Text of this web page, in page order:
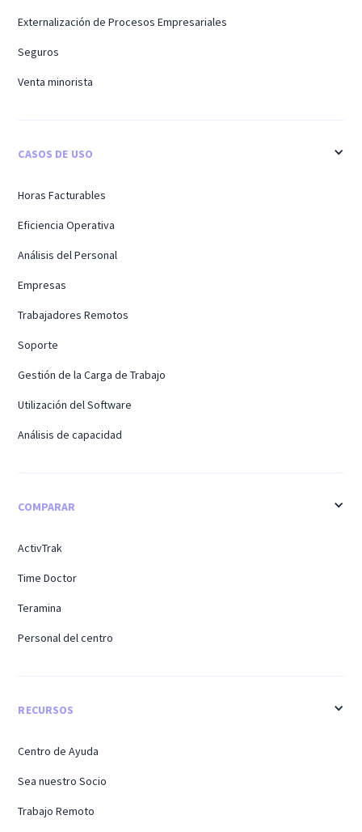
Externalización de Procesos Empresariales
Seguros
Venta minorista
CASOS DE USO
Horas Facturables
Eficiencia Operativa
Análisis del Personal
Empresas
Trabajadores Remotos
Soporte
Gestión de la Carga de Trabajo
Utilización del Software
Análisis de capacidad
COMPARAR
ActivTrak
Time Doctor
Teramina
Personal del centro
RECURSOS
Centro de Ayuda
Sea nuestro Socio
Trabajo Remoto